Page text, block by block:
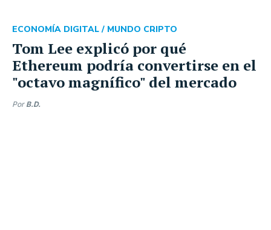
Tom Lee explicó por qué
Ethereum podría convertirse en el
"octavo magnífico" del mercado
ECONOMÍA DIGITAL / MUNDO CRIPTO
Por B.D.